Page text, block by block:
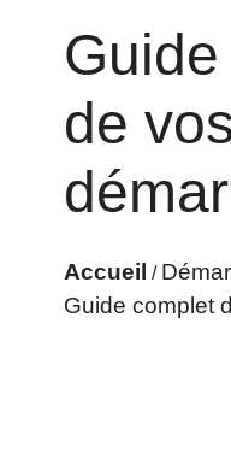
de
Accueil /
Guide complet